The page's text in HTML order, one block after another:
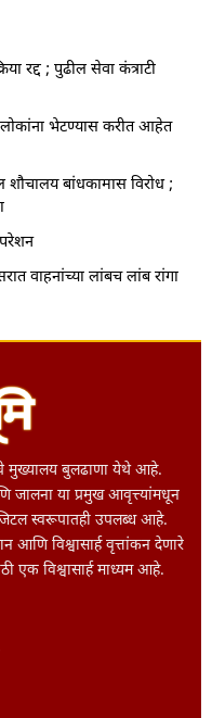
रद्द ; पुढील सेवा कंत्राटी
भेटण्यास करीत आहेत
शौचालय बांधकामास विरोध ;
वाहनांच्या लांबच लांब रांगा
मुख्यालय बुलढाणा येथे आहे.
जालना या प्रमुख आवृत्त्यांमधून
स्वरूपातही उपलब्ध आहे.
विश्वासार्ह वृत्तांकन देणारे
एक विश्वासार्ह माध्यम आहे.